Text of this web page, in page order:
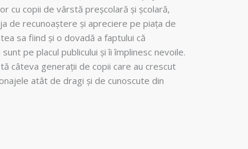
cu copii de vârstă preșcolară și școlară,
de recunoaștere și apreciere pe piața de
sa fiind și o dovadă a faptului că
pe placul publicului și îi împlinesc nevoile.
câteva generații de copii care au crescut
atât de dragi și de cunoscute din